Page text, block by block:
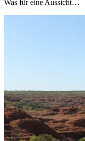
Was für eine Aussicht…